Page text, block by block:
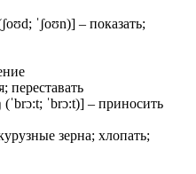
ˈʃoʊn)] – показать;
переставать
ˈbrɔ:t)] – приносить
зерна; хлопать;